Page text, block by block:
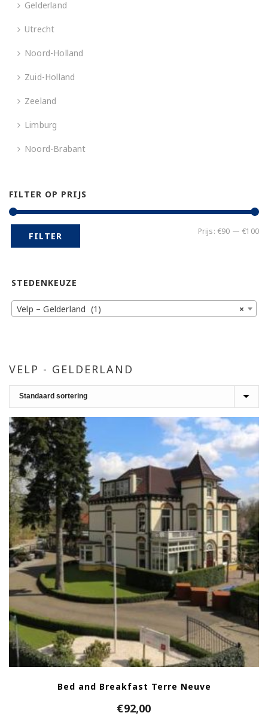
VELP - GELDERLAND
Bed and Breakfast Terre Neuve
€92,00
Gelderland
Utrecht
Noord-Holland
Zuid-Holland
Zeeland
Limburg
Noord-Brabant
FILTER OP PRIJS
FILTER Prijs: €90 —€100
STEDENKEUZE
×
Velp – Gelderland (1)